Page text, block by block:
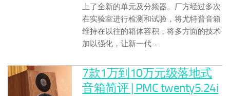
上了全新的单元及分频器。厂方经过多次
在实验室进行检测和试验，将尤特普音箱
维持在以往的箱体容积，将多方面的技术
加以强化，让新一代 ...
7款1万到10万元级落地式
音箱简评 | PMC twenty5.24i